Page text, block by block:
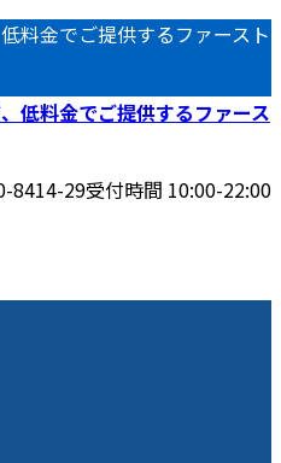
料金でご提供するファースト
8414-29受付時間 10:00-22:00